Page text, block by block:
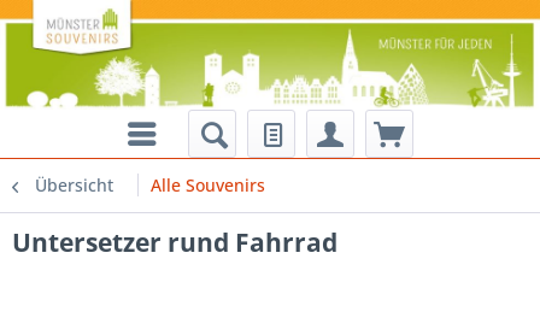
Übersicht Alle Souvenirs
Untersetzer rund Fahrrad